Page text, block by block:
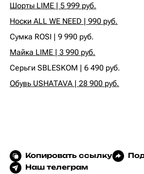
Шорты LIME | 5 999 руб.
Носки ALL WE NEED | 990 руб.
Сумка ROSI | 9 990 руб.
Майка LIME | 3 990 руб.
Серьги SBLESKOM | 6 490 руб.
Обувь USHATAVA | 28 900 руб.
Копировать ссылку
Наш телеграм